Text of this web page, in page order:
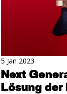
5 Jan 2023
Next
Lösung